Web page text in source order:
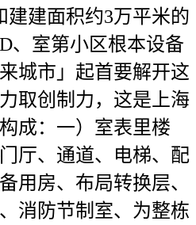
建建面积约3万平米的
、室第小区根本设备
城市」起首要解开这
取创制力，这是上海
成：一）室表里楼
厅、通道、电梯、配
用房、布局转换层、
消防节制室、为整栋